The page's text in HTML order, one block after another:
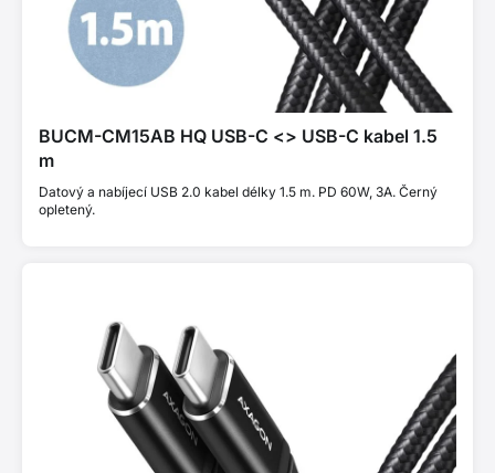
BUCM-CM15AB HQ USB-C <> USB-C kabel 1.5
m
Datový a nabíjecí USB 2.0 kabel délky 1.5 m. PD 60W, 3A. Černý
opletený.